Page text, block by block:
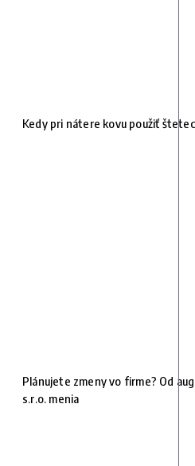
Kedy pri nátere kovu použiť
Plánujete zmeny vo firme? Od
s.r.o. menia